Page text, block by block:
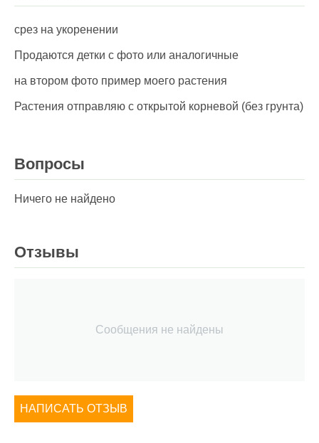
срез на укоренении
Продаются детки с фото или аналогичные
на втором фото пример моего растения
Растения отправляю с открытой корневой (без грунта)
Вопросы
Ничего не найдено
Отзывы
Сообщения не найдены
НАПИСАТЬ ОТЗЫВ